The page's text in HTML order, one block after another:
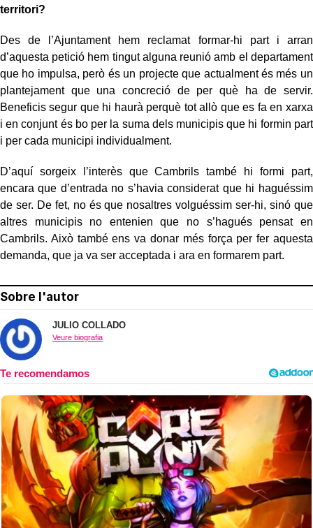
territori?
Des de l’Ajuntament hem reclamat formar-hi part i arran
d’aquesta petició hem tingut alguna reunió amb el departament
que ho impulsa, però és un projecte que actualment és més un
plantejament que una concreció de per què ha de servir.
Beneficis segur que hi haurà perquè tot allò que es fa en xarxa
i en conjunt és bo per la suma dels municipis que hi formin part
i per cada municipi individualment.
D’aquí sorgeix l’interès que Cambrils també hi formi part,
encara que d’entrada no s’havia considerat que hi haguéssim
de ser. De fet, no és que nosaltres volguéssim ser-hi, sinó que
altres municipis no entenien que no s’hagués pensat en
Cambrils. Això també ens va donar més força per fer aquesta
demanda, que ja va ser acceptada i ara en formarem part.
Sobre l'autor
JULIO COLLADO
Veure biografia